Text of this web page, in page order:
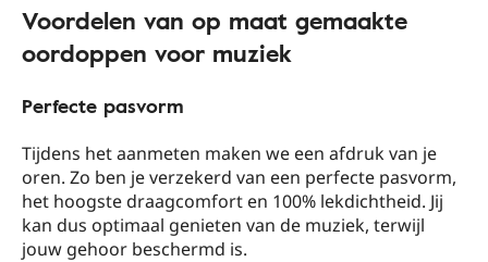
Voordelen van op maat gemaakte
oordoppen voor muziek
Perfecte pasvorm
Tijdens het aanmeten maken we een afdruk van je
oren. Zo ben je verzekerd van een perfecte pasvorm,
het hoogste draagcomfort en 100% lekdichtheid. Jij
kan dus optimaal genieten van de muziek, terwijl
jouw gehoor beschermd is.